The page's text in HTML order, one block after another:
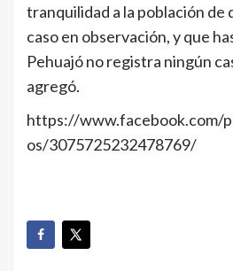
tranquilidad a la población de
caso en observación, y que
Pehuajó no registra ningún
agregó.
https://www.facebook.com/
os/3075725232478769/